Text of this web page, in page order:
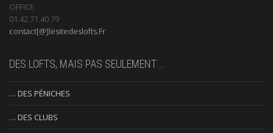
OFFICE
01.42.71.40.79
contact[@]lesitedeslofts.Fr
DES LOFTS, MAIS PAS SEULEMENT …
… DES PÉNICHES
… DES CLUBS